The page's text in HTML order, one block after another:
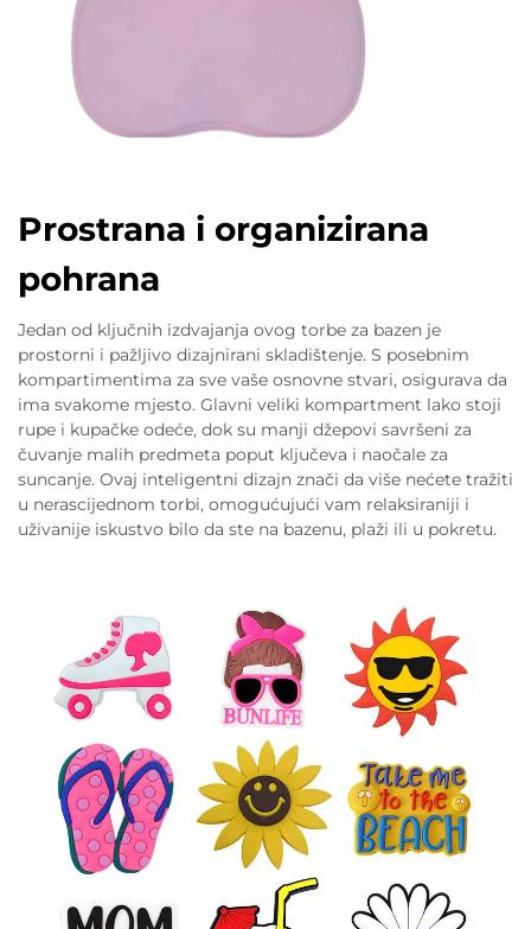
Prostrana i organizirana
pohrana
Jedan od ključnih izdvajanja ovog torbe za bazen je
prostorni i pažljivo dizajnirani skladištenje. S posebnim
kompartimentima za sve vaše osnovne stvari, osigurava da
ima svakome mjesto. Glavni veliki kompartment lako stoji
rupe i kupačke odeće, dok su manji džepovi savršeni za
čuvanje malih predmeta poput ključeva i naočale za
suncanje. Ovaj inteligentni dizajn znači da više nećete tražiti
u nerascijednom torbi, omogućujući vam relaksiraniji i
uživanije iskustvo bilo da ste na bazenu, plaži ili u pokretu.